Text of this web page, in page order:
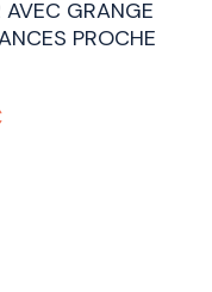
GRANGE
PROCHE